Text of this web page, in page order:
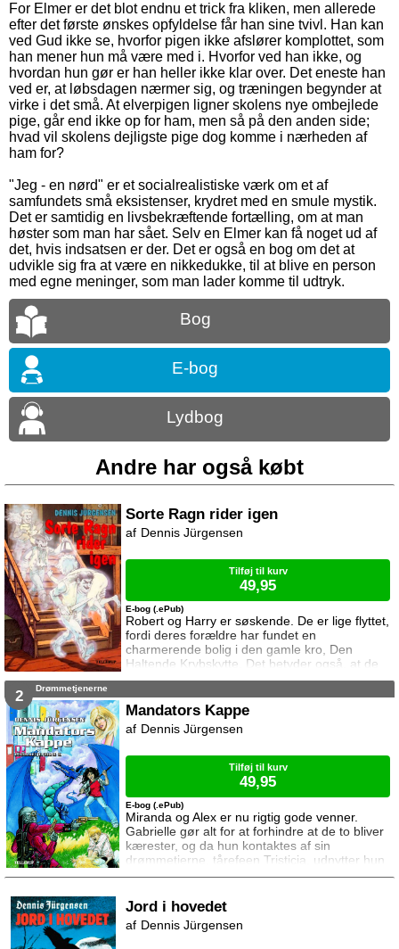
For Elmer er det blot endnu et trick fra kliken, men allerede
efter det første ønskes opfyldelse får han sine tvivl. Han kan
ved Gud ikke se, hvorfor pigen ikke afslører komplottet, som
han mener hun må være med i. Hvorfor ved han ikke, og
hvordan hun gør er han heller ikke klar over. Det eneste han
ved er, at løbsdagen nærmer sig, og træningen begynder at
virke i det små. At elverpigen ligner skolens nye ombejlede
pige, går end ikke op for ham, men så på den anden side;
hvad vil skolens dejligste pige dog komme i nærheden af
ham for?
"Jeg - en nørd" er et socialrealistiske værk om et af
samfundets små eksistenser, krydret med en smule mystik.
Det er samtidig en livsbekræftende fortælling, om at man
høster som man har sået. Selv en Elmer kan få noget ud af
det, hvis indsatsen er der. Det er også en bog om det at
udvikle sig fra at være en nikkedukke, til at blive en person
med egne meninger, som man lader komme til udtryk.
Bog
E-bog
Lydbog
Andre har også købt
Sorte Ragn rider igen
Robert og Harry er søskende. De er lige flyttet,
fordi deres forældre har fundet en
charmerende bolig i den gamle kro, Den
Haltende Krybskytte. Det betyder også, at de
to brødre skal starte på en ny skole og finde
udfordring, end de troede mulig, for alle
kender Den Haltende Krybskytte som et
hjemsøgt sted. Derfor opfører alle andre børn
meget smitsomt. Inge
E-bog (.ePub)
Dennis Jürgensen
Tilføj til kurv
49,95
2 Drømmetjenerne
Mandators Kappe
Miranda og Alex er nu rigtig gode venner.
Gabrielle gør alt for at forhindre at de to bliver
kærester, og da hun kontaktes af sin
drømmetjerne, tårefeen Tristicia, udnytter hun
skånselsløst situationen. Gabrielle vil bruge sin
Kappe, men derved udløses dæmoniske
manfanten Abdur GinGing, har svært ved at
E-bog (.ePub)
Dennis Jürgensen
Tilføj til kurv
49,95
Jord i hovedet
Dennis Jürgensen